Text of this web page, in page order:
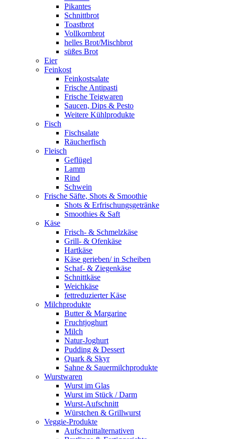
Pikantes
Schnittbrot
Toastbrot
Vollkornbrot
helles Brot/Mischbrot
süßes Brot
Eier
Feinkost
Feinkostsalate
Frische Antipasti
Frische Teigwaren
Saucen, Dips & Pesto
Weitere Kühlprodukte
Fisch
Fischsalate
Räucherfisch
Fleisch
Geflügel
Lamm
Rind
Schwein
Frische Säfte, Shots & Smoothie
Shots & Erfrischungsgetränke
Smoothies & Saft
Käse
Frisch- & Schmelzkäse
Grill- & Ofenkäse
Hartkäse
Käse gerieben/ in Scheiben
Schaf- & Ziegenkäse
Schnittkäse
Weichkäse
fettreduzierter Käse
Milchprodukte
Butter & Margarine
Fruchtjoghurt
Milch
Natur-Joghurt
Pudding & Dessert
Quark & Skyr
Sahne & Sauermilchprodukte
Wurstwaren
Wurst im Glas
Wurst im Stück / Darm
Wurst-Aufschnitt
Würstchen & Grillwurst
Veggie-Produkte
Aufschnittalternativen